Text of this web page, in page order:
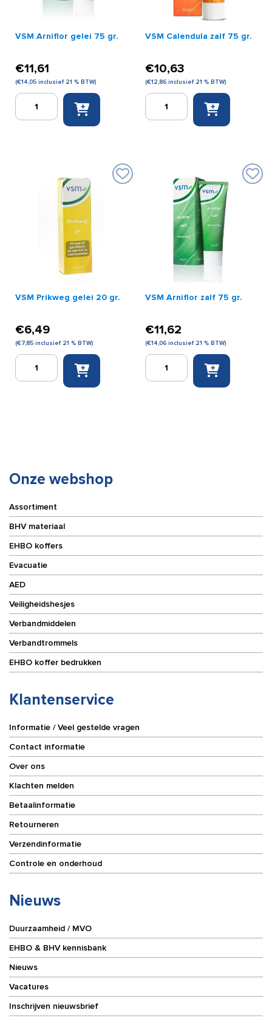
VSM Arniflor gelei 75 gr.
€11,61
(€14,05 inclusief 21 % BTW)
VSM
Arniflor
VSM Calendula zalf 75 gr.
€10,63
(€12,86 inclusief 21 % BTW)
VSM
Calendula
VSM Prikweg gelei 20 gr.
€6,49
(€7,85 inclusief 21 % BTW)
VSM
Prikweg
VSM Arniflor zalf 75 gr.
€11,62
(€14,06 inclusief 21 % BTW)
VSM
Arniflor
Onze webshop
Assortiment
BHV materiaal
EHBO koffers
Evacuatie
AED
Veiligheidshesjes
Verbandmiddelen
Verbandtrommels
EHBO koffer bedrukken
Klantenservice
Informatie / Veel gestelde vragen
Contact informatie
Over ons
Klachten melden
Betaalinformatie
Retourneren
Verzendinformatie
Controle en onderhoud
Nieuws
Duurzaamheid / MVO
EHBO & BHV kennisbank
Nieuws
Vacatures
Inschrijven nieuwsbrief